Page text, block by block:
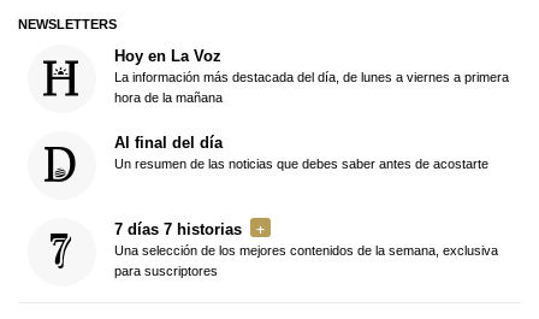
NEWSLETTERS
Hoy en La Voz
La información más destacada del día, de lunes a viernes a primera
hora de la mañana
Al final del día
Un resumen de las noticias que debes saber antes de acostarte
7 días 7 historias
Una selección de los mejores contenidos de la semana, exclusiva
para suscriptores